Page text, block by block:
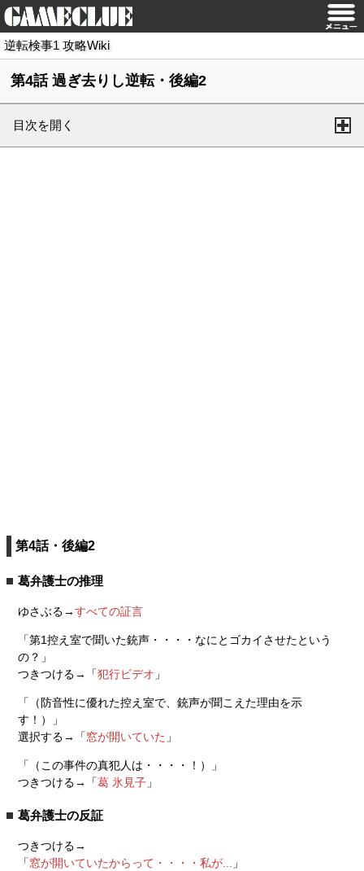
逆転検事1 攻略Wiki
第4話 過ぎ去りし逆転・後編2
目次を開く
第4話・後編2
葛弁護士の推理
ゆさぶる→すべての証言
「第1控え室で聞いた銃声・・・・なにとゴカイさせたという
の？」
つきつける→「犯行ビデオ 」
「（防音性に優れた控え室で、銃声が聞こえた理由を示
す！）」
選択する→「窓が開いていた 」
「（この事件の真犯人は・・・・！）」
つきつける→「葛 氷見子 」
葛弁護士の反証
つきつける→
「窓が開いていたからって・・・・私が...
」